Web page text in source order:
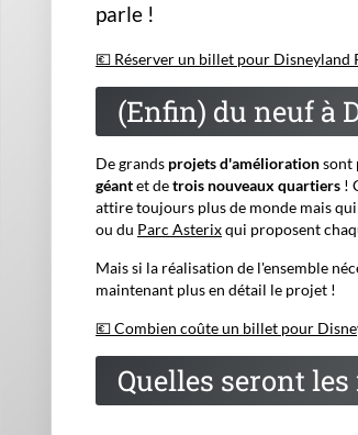
parle !
💶 Réserver un billet pour Disneyland
(Enfin) du neuf à
De grands projets d'améliorationsont
géantet detrois nouveaux quartiers !
attire toujours plus de monde mais
ou du Parc Asterixqui proposent
Mais si la réalisation de l'ensemble
maintenant plus en détail le projet !
💶 Combien coûte un billet pour
Quelles seront